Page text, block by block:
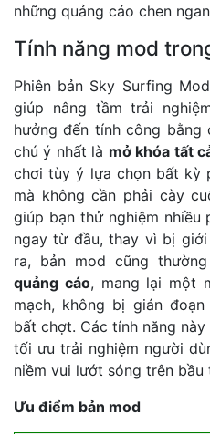
những quảng cáo chen
Tính năng mod
Phiên bản Sky Surfing
giúp nâng tầm trải
hưởng đến tính công bằng
chú ý nhất là mở khóa tất
chơi tùy ý lựa chọn bất kỳ
mà không cần phải cày
giúp bạn thử nghiệm nhiều
ngay từ đầu, thay vì bị
ra, bản mod cũng
quảng cáo, mang lại một
mạch, không bị gián
bất chợt. Các tính năng
tối ưu trải nghiệm người
niềm vui lướt sóng trên bầu
Ưu điểm bản mod